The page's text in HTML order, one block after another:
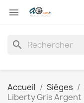

search
Accueil Sièges
Liberty Gris Argent